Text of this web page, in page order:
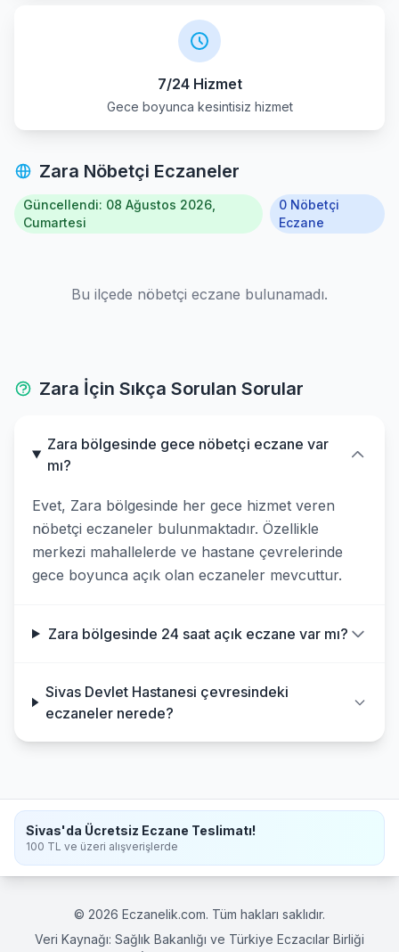
7/24 Hizmet
Gece boyunca kesintisiz hizmet
Zara Nöbetçi Eczaneler
Güncellendi: 08 Ağustos 2026,
Cumartesi
0 Nöbetçi
Eczane
Bu ilçede nöbetçi eczane bulunamadı.
Zara İçin Sıkça Sorulan Sorular
Zara bölgesinde gece nöbetçi eczane var
mı?
Evet, Zara bölgesinde her gece hizmet veren
nöbetçi eczaneler bulunmaktadır. Özellikle
merkezi mahallelerde ve hastane çevrelerinde
gece boyunca açık olan eczaneler mevcuttur.
Zara bölgesinde 24 saat açık eczane var mı?
Sivas Devlet Hastanesi çevresindeki
eczaneler nerede?
Sivas'da Ücretsiz Eczane Teslimatı!
100 TL ve üzeri alışverişlerde
© 2026 Eczanelik.com. Tüm hakları saklıdır.
Veri Kaynağı: Sağlık Bakanlığı ve Türkiye Eczacılar Birliği